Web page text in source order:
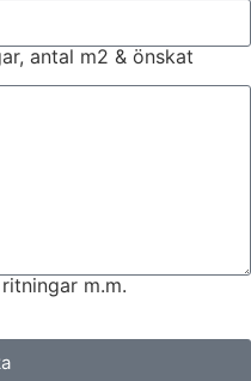
antal m2 & önskat
m.m.